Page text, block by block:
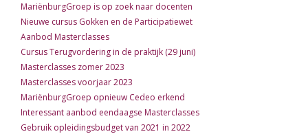
MariënburgGroep is op zoek naar docenten
Nieuwe cursus Gokken en de Participatiewet
Aanbod Masterclasses
Cursus Terugvordering in de praktijk (29 juni)
Masterclasses zomer 2023
Masterclasses voorjaar 2023
MariënburgGroep opnieuw Cedeo erkend
Interessant aanbod eendaagse Masterclasses
Gebruik opleidingsbudget van 2021 in 2022